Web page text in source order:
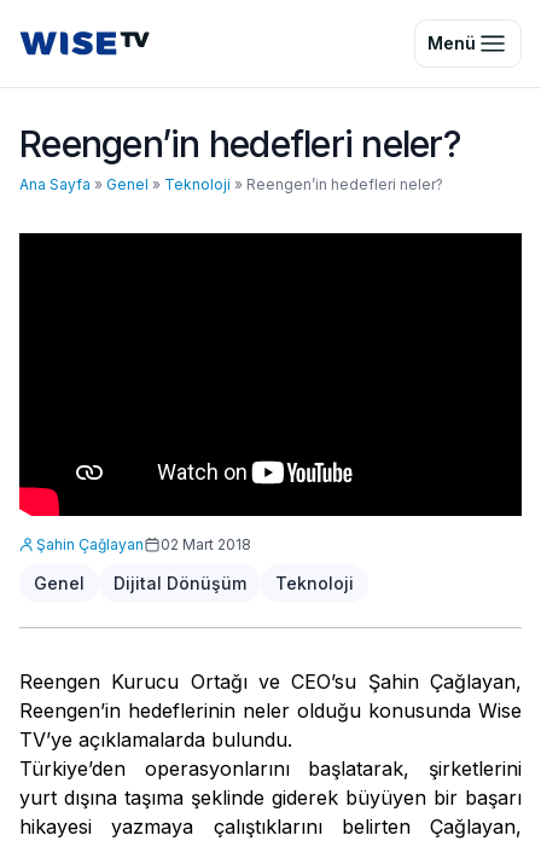
Wise TV Menü
Reengen’in hedefleri neler?
Ana Sayfa » Genel » Teknoloji » Reengen’in hedefleri neler?
Şahin Çağlayan 02 Mart 2018
Genel Dijital Dönüşüm Teknoloji
Reengen Kurucu Ortağı ve CEO’su Şahin Çağlayan,
Reengen’in hedeflerinin neler olduğu konusunda Wise
TV’ye açıklamalarda bulundu.
Türkiye’den operasyonlarını başlatarak, şirketlerini
yurt dışına taşıma şeklinde giderek büyüyen bir başarı
hikayesi yazmaya çalıştıklarını belirten Çağlayan,